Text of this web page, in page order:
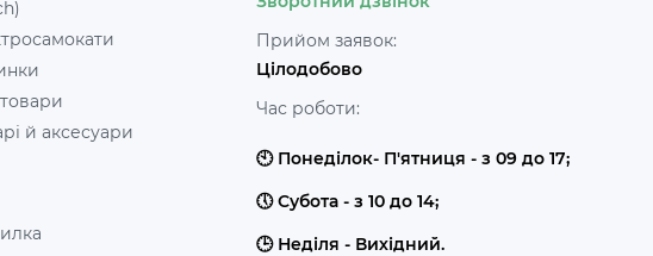
й аксесуари
Прийом заявок:
Цілодобово
Час роботи:
🕙 Понеділок- П'ятниця - з 09 до 17;
🕔 Субота - з 10 до 14;
🕒 Неділя - Вихідний.